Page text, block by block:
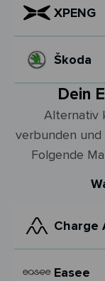
XPENG
Škoda
Dein
Alternativ
verbunden
Folgende
Charge
Easee